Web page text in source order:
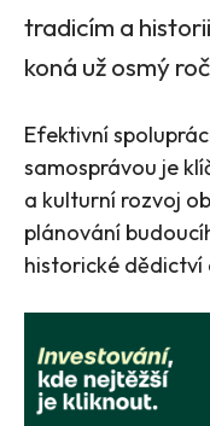
tradicím a
koná už osmý
Efektivní
samosprávou je
a kulturní rozvoj
plánování
historické dědictví